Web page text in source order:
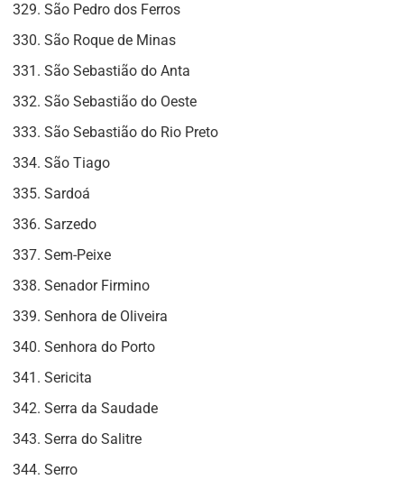
São Pedro dos Ferros
São Roque de Minas
São Sebastião do Anta
São Sebastião do Oeste
São Sebastião do Rio Preto
São Tiago
Sardoá
Sarzedo
Sem-Peixe
Senador Firmino
Senhora de Oliveira
Senhora do Porto
Sericita
Serra da Saudade
Serra do Salitre
Serro